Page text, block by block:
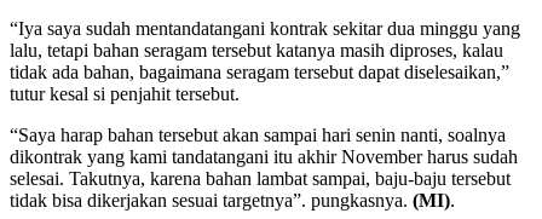
“Iya saya sudah mentandatangani kontrak sekitar dua minggu yang
lalu, tetapi bahan seragam tersebut katanya masih diproses, kalau
tidak ada bahan, bagaimana seragam tersebut dapat diselesaikan,”
tutur kesal si penjahit tersebut.
“Saya harap bahan tersebut akan sampai hari senin nanti, soalnya
dikontrak yang kami tandatangani itu akhir November harus sudah
selesai. Takutnya, karena bahan lambat sampai, baju-baju tersebut
tidak bisa dikerjakan sesuai targetnya”. pungkasnya. (MI).